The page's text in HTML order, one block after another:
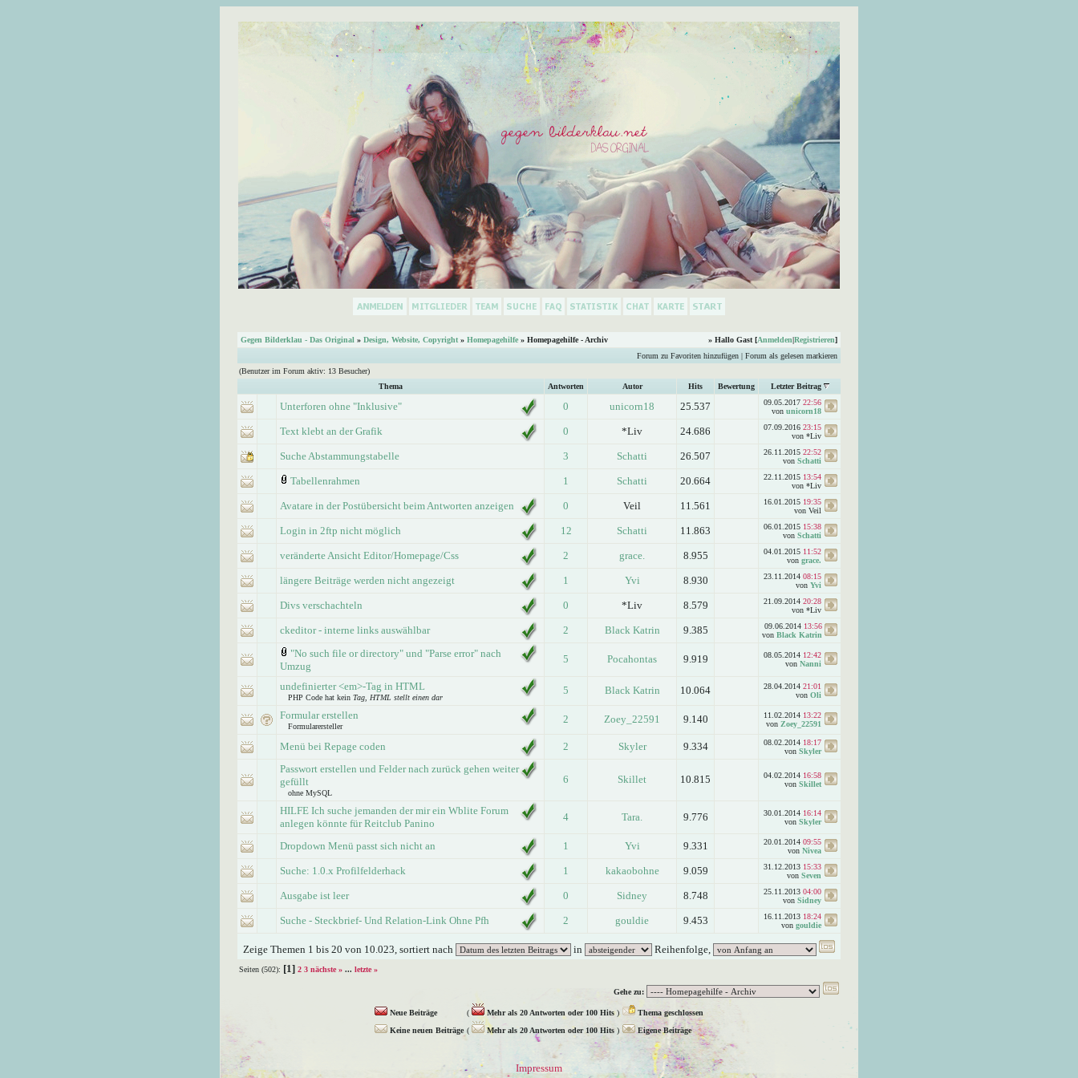
Gegen Bilderklau - Das Original » Design, Website, Copyright » Homepagehilfe » Homepagehilfe - Archiv » Hallo Gast [Anmelden|Registrieren]
Forum zu Favoriten hinzufügen | Forum als gelesen markieren
(Benutzer im Forum aktiv: 13 Besucher)
Thema
Antworten Autor Hits Bewertung Letzter Beitrag
Unterforen ohne "Inklusive" 0 unicorn18 25.537 09.05.2017 22:56
von unicorn18
Text klebt an der Grafik 0 *Liv 24.686 07.09.2016 23:15
von *Liv
Suche Abstammungstabelle 3 Schatti 26.507 26.11.2015 22:52
von Schatti
Tabellenrahmen 1 Schatti 20.664 22.11.2015 13:54
von *Liv
Avatare in der Postübersicht beim Antworten anzeigen 0 Veil 11.561 16.01.2015 19:35
von Veil
Login in 2ftp nicht möglich 12 Schatti 11.863 06.01.2015 15:38
von Schatti
veränderte Ansicht Editor/Homepage/Css 2 grace. 8.955 04.01.2015 11:52
von grace.
längere Beiträge werden nicht angezeigt 1 Yvi 8.930 23.11.2014 08:15
von Yvi
Divs verschachteln 0 *Liv 8.579 21.09.2014 20:28
von *Liv
ckeditor - interne links auswählbar 2 Black Katrin 9.385 09.06.2014 13:56
von Black Katrin
"No such file or directory" und "Parse error" nach
Umzug
5 Pocahontas 9.919 08.05.2014 12:42
von Nanni
undefinierter <em>-Tag in HTML
PHP Code hat kein Tag, HTML stellt einen dar
5 Black Katrin 10.064 28.04.2014 21:01
von Oli
Formular erstellen
Formularersteller
2 Zoey_22591 9.140 11.02.2014 13:22
von Zoey_22591
Menü bei Repage coden 2 Skyler 9.334 08.02.2014 18:17
von Skyler
Passwort erstellen und Felder nach zurück gehen weiter
gefüllt
ohne MySQL
6 Skillet 10.815 04.02.2014 16:58
von Skillet
HILFE Ich suche jemanden der mir ein Wblite Forum
anlegen könnte für Reitclub Panino
4 Tara. 9.776 30.01.2014 16:14
von Skyler
Dropdown Menü passt sich nicht an 1 Yvi 9.331 20.01.2014 09:55
von Nivea
Suche: 1.0.x Profilfelderhack 1 kakaobohne 9.059 31.12.2013 15:33
von Seven
Ausgabe ist leer 0 Sidney 8.748 25.11.2013 04:00
von Sidney
Suche - Steckbrief- Und Relation-Link Ohne Pfh 2 gouldie 9.453 16.11.2013 18:24
von gouldie
Zeige Themen 1 bis 20 von 10.023, sortiert nach in Reihenfolge,
Seiten (502): [1] 2 3 nächste » ... letzte »
Gehe zu:
Neue Beiträge ( Mehr als 20 Antworten oder 100 Hits )
Thema geschlossen
Keine neuen Beiträge ( Mehr als 20 Antworten oder 100 Hits ) Eigene Beiträge
Impressum